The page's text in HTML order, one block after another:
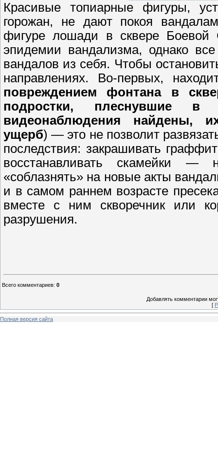
Красивые топиарные фигуры,
горожан, не дают покоя
фигуре лошади в сквере
эпидемии вандализма, однако
вандалов из себя. Чтобы
направлениях. Во-первых,
повреждением фонтана в
подростки, плеснувшие
видеонаблюдения найдены,
ущерб) — это не позволит
последствия: закрашивать
восстанавливать скамейки —
«соблазнять» на новые акты
и в самом раннем возрасте
вместе с ним скворечник или
разрушения.
Всего комментариев: 0
Добавлять комментарии
[
Полная версия сайта